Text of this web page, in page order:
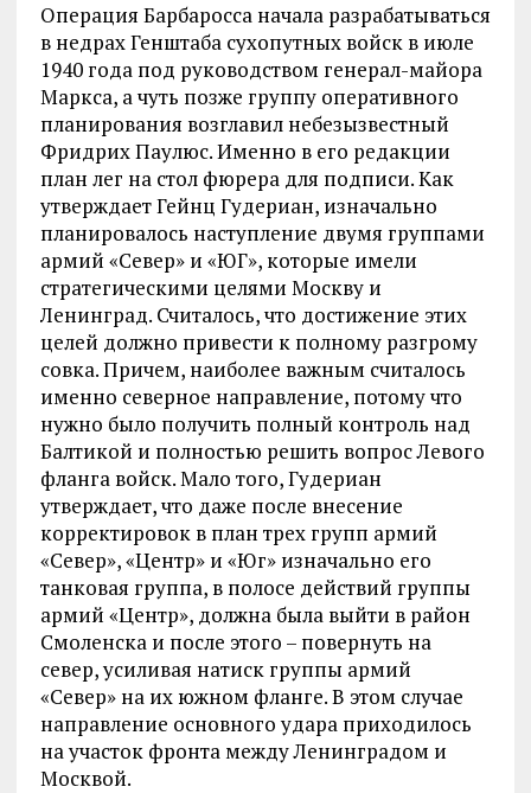
Операция Барбаросса начала разрабатываться
в недрах Генштаба сухопутных войск в июле
1940 года под руководством генерал-майора
Маркса, а чуть позже группу оперативного
планирования возглавил небезызвестный
Фридрих Паулюс. Именно в его редакции
план лег на стол фюрера для подписи. Как
утверждает Гейнц Гудериан, изначально
планировалось наступление двумя группами
армий «Север» и «ЮГ», которые имели
стратегическими целями Москву и
Ленинград. Считалось, что достижение этих
целей должно привести к полному разгрому
совка.Причем, наиболее важным считалось
именно северное направление, потому что
нужно было получить полный контроль над
Балтикой и полностью решить вопрос Левого
фланга войск. Мало того, Гудериан
утверждает, что даже после внесение
корректировок в план трех групп армий
«Север», «Центр» и «Юг» изначально его
танковая группа, в полосе действий группы
армий «Центр», должна была выйти в район
Смоленска и после этого – повернуть на
север, усиливая натиск группы армий
«Север» на их южном фланге. В этом случае
направление основного удара приходилось
на участок фронта между Ленинградом и
Москвой.